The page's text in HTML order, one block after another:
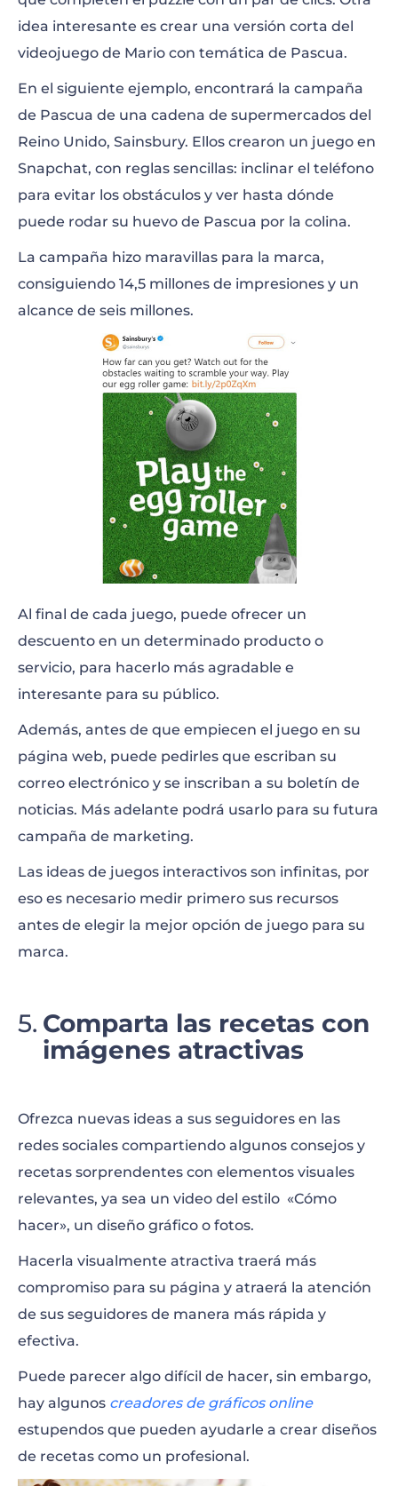
idea interesante es crear una versión corta del
videojuego de Mario con temática de Pascua.
En el siguiente ejemplo, encontrará la campaña
de Pascua de una cadena de supermercados del
Reino Unido, Sainsbury. Ellos crearon un juego en
Snapchat, con reglas sencillas: inclinar el teléfono
para evitar los obstáculos y ver hasta dónde
puede rodar su huevo de Pascua por la colina.
La campaña hizo maravillas para la marca,
consiguiendo 14,5 millones de impresiones y un
alcance de seis millones.
Al final de cada juego, puede ofrecer un
descuento en un determinado producto o
servicio, para hacerlo más agradable e
interesante para su público.
Además, antes de que empiecen el juego en su
página web, puede pedirles que escriban su
correo electrónico y se inscriban a su boletín de
noticias. Más adelante podrá usarlo para su futura
campaña de marketing.
Las ideas de juegos interactivos son infinitas, por
eso es necesario medir primero sus recursos
antes de elegir la mejor opción de juego para su
marca.
Comparta las recetas con
imágenes atractivas
Ofrezca nuevas ideas a sus seguidores en las
redes sociales compartiendo algunos consejos y
recetas sorprendentes con elementos visuales
relevantes, ya sea un video del estilo «Cómo
hacer», un diseño gráfico o fotos.
Hacerla visualmente atractiva traerá más
compromiso para su página y atraerá la atención
de sus seguidores de manera más rápida y
efectiva.
Puede parecer algo difícil de hacer, sin embargo,
hay algunos creadores de gráficos online
estupendos que pueden ayudarle a crear diseños
de recetas como un profesional.